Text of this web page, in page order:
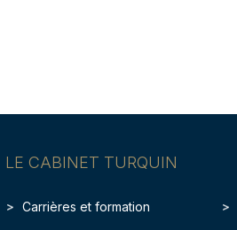
LE CABINET TURQUIN
Carrières et formation